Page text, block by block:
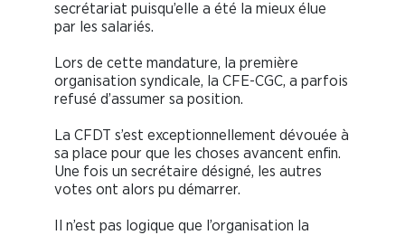
secrétariat puisqu’elle a été la mieux élue
par les salariés.
Lors de cette mandature, la première
organisation syndicale, la CFE-CGC, a parfois
refusé d’assumer sa position.
La CFDT s’est exceptionnellement dévouée à
sa place pour que les choses avancent enfin.
Une fois un secrétaire désigné, les autres
votes ont alors pu démarrer.
Il n’est pas logique que l’organisation la